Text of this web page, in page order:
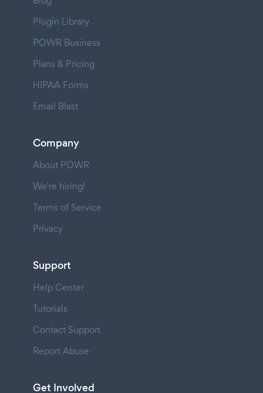
Plugin Library
POWR Business
Plans & Pricing
HIPAA Forms
Email Blast
Company
About POWR
We're hiring!
Terms of Service
Privacy
Support
Help Center
Tutorials
Contact Support
Report Abuse
Get Involved